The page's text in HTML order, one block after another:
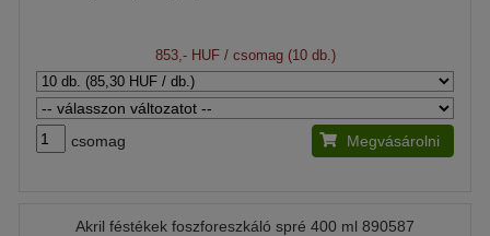
853,- HUF/ csomag (10 db.)
csomag Megvásárolni
Akril féstékek foszforeszkáló spré 400 ml 890587